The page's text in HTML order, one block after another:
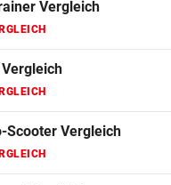
Vergleich
Vergleich
Vergleich